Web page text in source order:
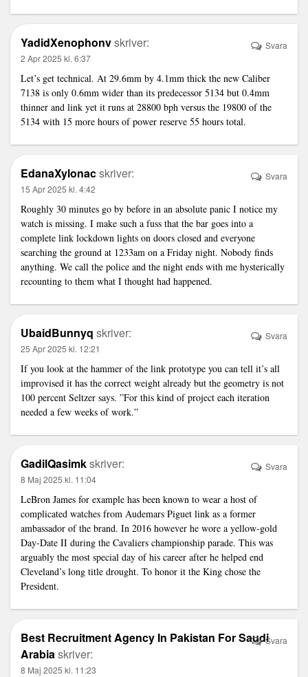
YadidXenophonvskriver:
2 Apr 2025 kl. 6:37
Let’s get technical. At 29.6mm by 4.1mm thick the new Caliber
7138 is only 0.6mm wider than its predecessor 5134 but 0.4mm
thinner and link yet it runs at 28800 bph versus the 19800 of the
5134 with 15 more hours of power reserve 55 hours total.
Svara
EdanaXylonacskriver:
15 Apr 2025 kl. 4:42
Roughly 30 minutes go by before in an absolute panic I notice my
watch is missing. I make such a fuss that the bar goes into a
complete link lockdown lights on doors closed and everyone
searching the ground at 1233am on a Friday night. Nobody finds
anything. We call the police and the night ends with me hysterically
recounting to them what I thought had happened.
Svara
UbaidBunnyq skriver:
25 Apr 2025 kl. 12:21
If you look at the hammer of the link prototype you can tell it’s all
improvised it has the correct weight already but the geometry is not
100 percent Seltzer says. ”For this kind of project each iteration
needed a few weeks of work.”
Svara
GadilQasimkskriver:
8 Maj 2025 kl. 11:04
LeBron James for example has been known to wear a host of
complicated watches from Audemars Piguet link as a former
ambassador of the brand. In 2016 however he wore a yellow-gold
Day-Date II during the Cavaliers championship parade. This was
arguably the most special day of his career after he helped end
Cleveland’s long title drought. To honor it the King chose the
President.
Svara
Best Recruitment Agency In Pakistan For Saudi
Arabiaskriver:
8 Maj 2025 kl. 11:23
Svara